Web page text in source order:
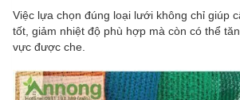
Việc lựa chọn đúng loại lưới không chỉ giúp
tốt, giảm nhiệt độ phù hợp mà còn có thể
vực được che.